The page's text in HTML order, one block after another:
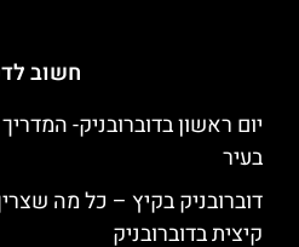
חשוב
יום ראשון בדוברובניק-
בעיר
דוברובניק בקיץ – כל מה
קיצית בדוברובניק